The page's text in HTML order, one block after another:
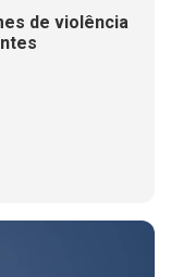
de violência